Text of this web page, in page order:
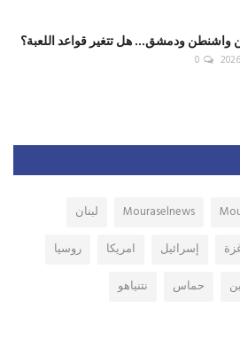
واشنطن ودمشق... هل تتغير قواعد اللعبة؟
0
Mouraselnews
لبنان
إسرائيل امريكا
روسيا
حماس نتنياهو